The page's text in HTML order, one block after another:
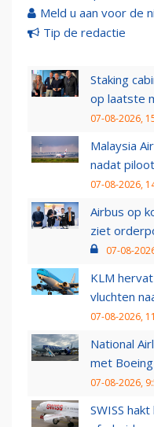
Meld u aan voor de
Tip de redactie
Staking
op laatste
07-08-2026,
Malaysia
nadat
07-08-2026,
Airbus op
ziet
07-08-
KLM
vluchten
07-08-2026,
National
met
07-08-2026,
SWISS